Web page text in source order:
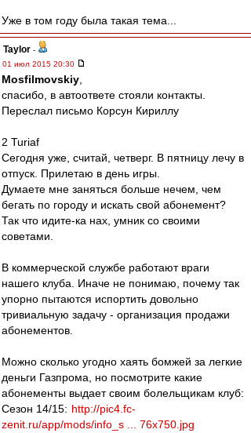
Уже в том году была такая тема...
Taylor -
01 июл 2015 20:30
Mosfilmovskiy
спасибо, в автоответе стояли контакты.
Переслал письмо Корсун Кириллу
2 Turiaf
Сегодня уже, считай, четверг. В пятницу лечу в
отпуск. Прилетаю в день игры.
Думаете мне заняться больше нечем, чем
бегать по городу и искать свой абонемент?
Так что идите-ка нах, умник со своими
советами.
В коммерческой службе работают враги
нашего клуба. Иначе не понимаю, почему так
упорно пытаются испортить довольно
тривиальную задачу - организация продажи
абонементов.
Можно сколько угодно хаять бомжей за легкие
деньги Газпрома, но посмотрите какие
абонементы выдает своим болельщикам клуб:
Сезон 14/15: http://pic4.fc-
zenit.ru/app/mods/info_s ... 76x750.jpg